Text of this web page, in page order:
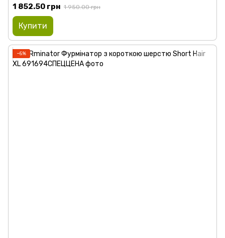
1 852.50 грн 1 950.00 грн
Купити
−5%